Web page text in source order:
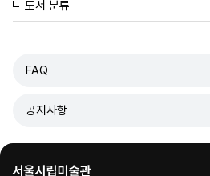
도서 분류
FAQ
공지사항